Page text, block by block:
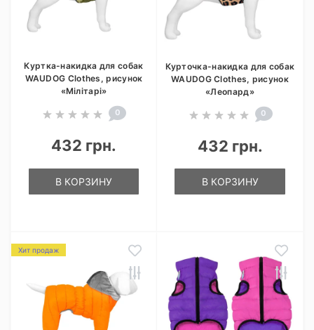
Куртка-накидка для собак
WAUDOG Clothes, рисунок
«Мілітарі»
0
432 грн.
В КОРЗИНУ
Курточка-накидка для собак
WAUDOG Clothes, рисунок
«Леопард»
0
432 грн.
В КОРЗИНУ
Хит продаж